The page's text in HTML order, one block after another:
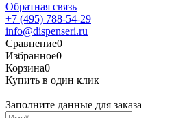
Обратная связь
+7 (495) 788-54-29
info@dispenseri.ru
Сравнение0
Избранное0
Корзина0
Купить в один клик
Заполните данные для заказа